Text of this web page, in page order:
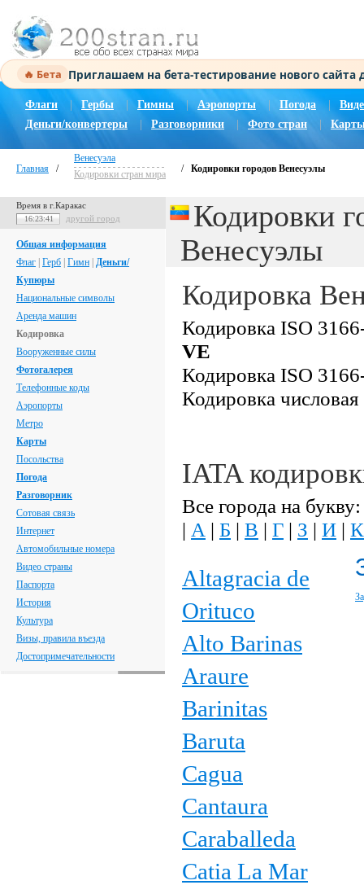
🔥 Бета Приглашаем на бета-тестирование нового
Флаги Гербы Гимны | Аэропорты Погода |
Деньги/конвертеры
Разговорники Фото стран
Главная /
Венесуэла
Кодировки стран мира
/ Кодировки городов Венесуэлы
Время в г.Каракас
16:23:42 другой город
Общая информация
Флаг Герб Гимн Деньги/
Купюры
Национальные символы
Аренда машин
Кодировка
Вооруженные силы
Фотогалерея
Телефонные коды
Аэропорты
Метро
Карты
Посольства
Погода
Разговорник
Сотовая связь
Интернет
Автомобильные номера
Видео страны
Паспорта
История
Культура
Визы, правила въезда
Достопримечательности
Кодировки
Венесуэлы
Кодировка
Кодировка ISO
VE
Кодировка ISO
Кодировка
IATA
Все города на букву:
| А | Б | В | Г | З | И | К
Altagracia de
Orituco
Alto Barinas
Araure
Barinitas
Baruta
Cagua
Cantaura
Caraballeda
Catia La Mar